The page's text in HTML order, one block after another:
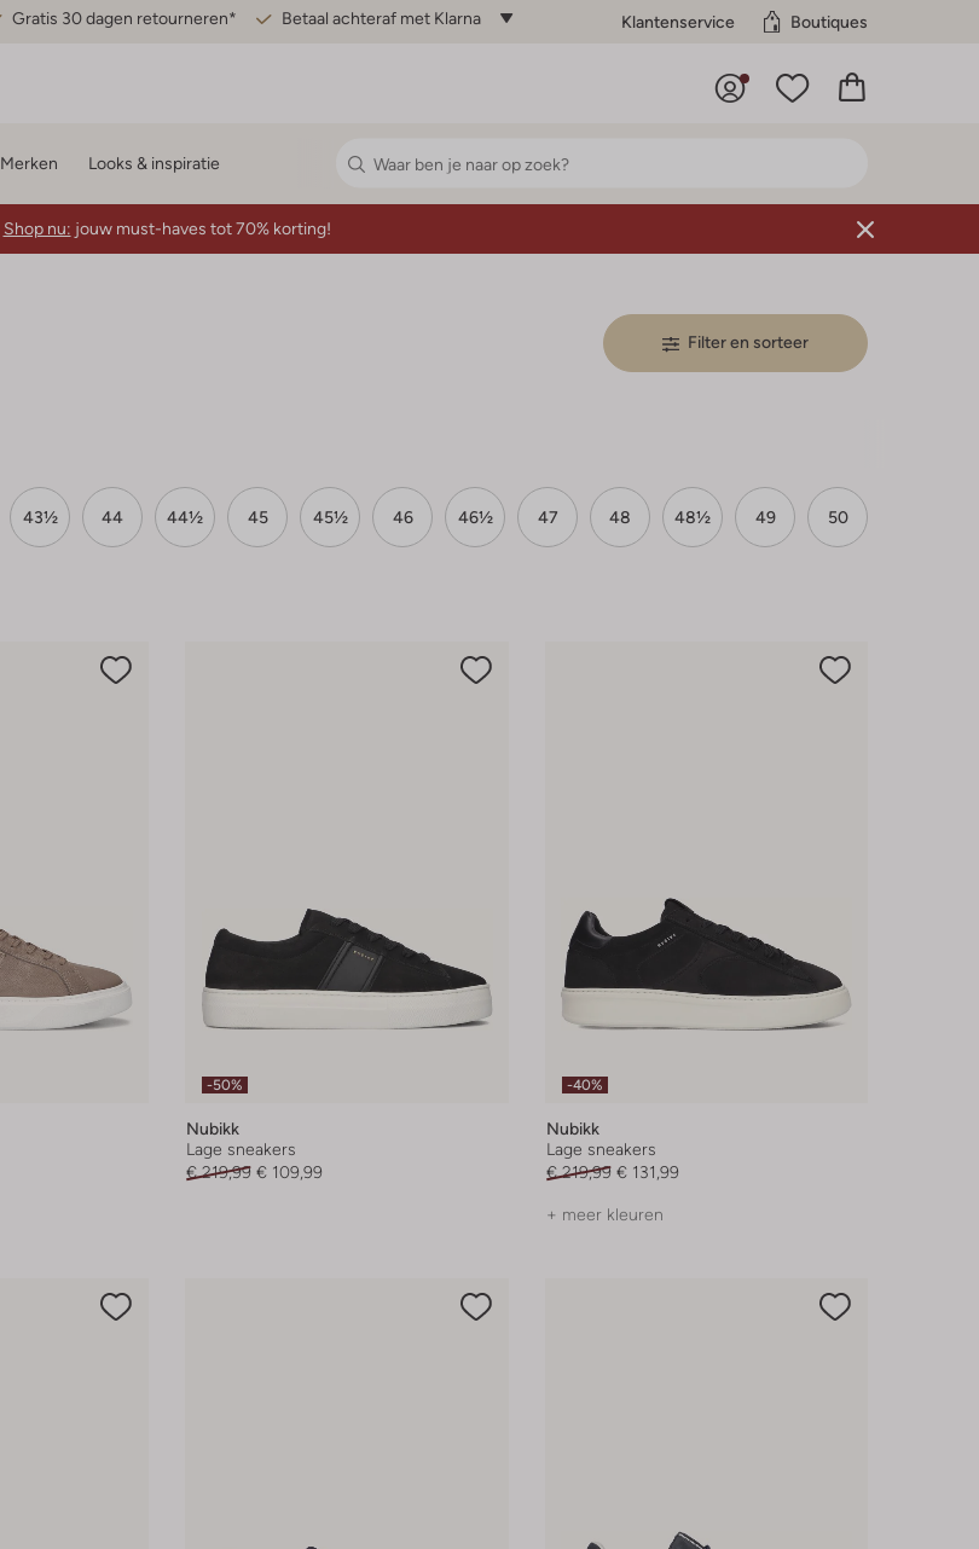
Gratis 30 dagen retourneren* Betaal achteraf met Klarna Klantenservice Boutiques
Merken Looks & inspiratie
Shop nu: jouw must-haves tot 70% korting!
Filter en sorteer
43½ 44 44½ 45 45½ 46 46½ 47 48 48½ 49 50
-50%
Nubikk
Lage sneakers
€ 219,99 € 109,99
-40%
Nubikk
Lage sneakers
€ 219,99 € 131,99
+ meer kleuren